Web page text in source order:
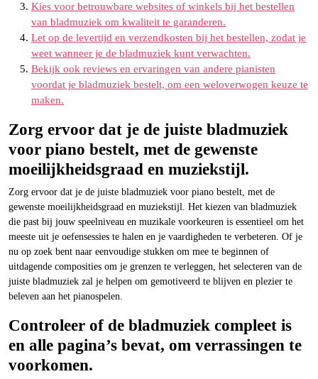
Kies voor betrouwbare websites of winkels bij het bestellen
van bladmuziek om kwaliteit te garanderen.
Let op de levertijd en verzendkosten bij het bestellen, zodat je
weet wanneer je de bladmuziek kunt verwachten.
Bekijk ook reviews en ervaringen van andere pianisten
voordat je bladmuziek bestelt, om een weloverwogen keuze te
maken.
Zorg ervoor dat je de juiste bladmuziek
voor piano bestelt, met de gewenste
moeilijkheidsgraad en muziekstijl.
Zorg ervoor dat je de juiste bladmuziek voor piano bestelt, met de
gewenste moeilijkheidsgraad en muziekstijl. Het kiezen van bladmuziek
die past bij jouw speelniveau en muzikale voorkeuren is essentieel om het
meeste uit je oefensessies te halen en je vaardigheden te verbeteren. Of je
nu op zoek bent naar eenvoudige stukken om mee te beginnen of
uitdagende composities om je grenzen te verleggen, het selecteren van de
juiste bladmuziek zal je helpen om gemotiveerd te blijven en plezier te
beleven aan het pianospelen.
Controleer of de bladmuziek compleet is
en alle pagina’s bevat, om verrassingen te
voorkomen.